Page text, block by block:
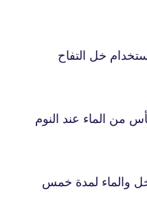
ام خل التفاح
من الماء عند النوم
والماء لمدة خمس